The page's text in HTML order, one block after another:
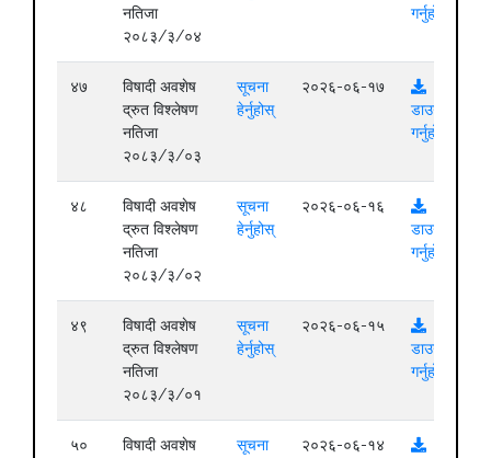
नतिजा
२०८३/३/०४
गर्नुहोस्
४७
विषादी अवशेष
द्रुत विश्लेषण
नतिजा
२०८३/३/०३
सूचना
हेर्नुहोस्
२०२६-०६-१७
डाउनलोड
गर्नुहोस्
४८
विषादी अवशेष
द्रुत विश्लेषण
नतिजा
२०८३/३/०२
सूचना
हेर्नुहोस्
२०२६-०६-१६
डाउनलोड
गर्नुहोस्
४९
विषादी अवशेष
द्रुत विश्लेषण
नतिजा
२०८३/३/०१
सूचना
हेर्नुहोस्
२०२६-०६-१५
डाउनलोड
गर्नुहोस्
५०
विषादी अवशेष
सूचना
२०२६-०६-१४